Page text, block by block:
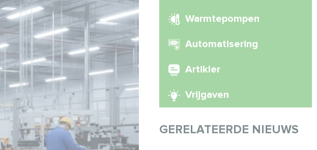
Warmtepompen
Automatisering
Artikler
Vrijgaven
GERELATEERDE NIEUWS